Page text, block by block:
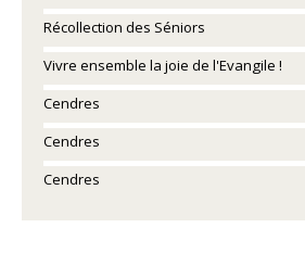
Récollection des Séniors
Vivre ensemble la joie de l'Evangile !
Cendres
Cendres
Cendres